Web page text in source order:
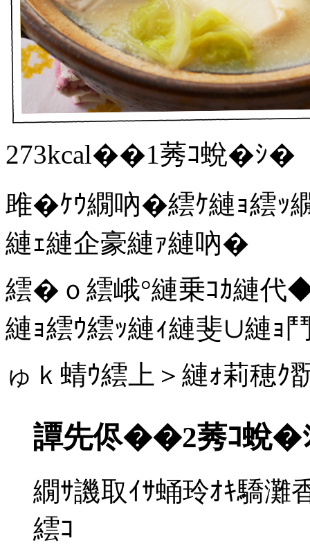
273kcal��1莠ｺ蛻�ｼ�
雎�ｹｳ繝吶�繧ｹ縺ｮ繧ｯ
縺ｪ縺企豪縺ｧ縺吶�
繧�ｏ繧峨°縺乗ｺｶ縺
縺ｮ繧ｳ繧ｯ縺ｨ縺斐∪縺ｮ
ゅｋ蜻ｳ繧上＞縺ｫ莉穂ｸ
譚先侭��2莠ｺ蛻
繝ｻ譏取ｲｻ蛹玲ｵｷ驕
繧ｺ